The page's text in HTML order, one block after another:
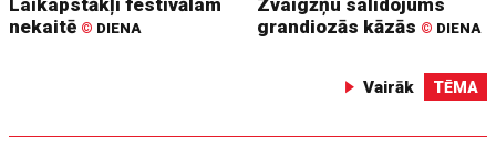
nekaitē © DIENA
grandiozās kāzās © DIENA
Vairāk TĒMA